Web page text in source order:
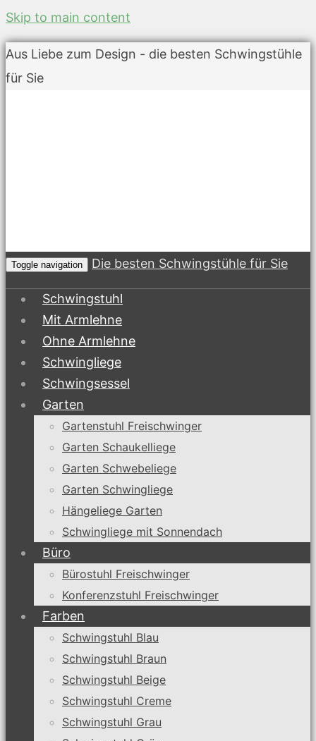
Skip to main content
Aus Liebe zum Design - die besten Schwingstühle
für Sie
Toggle navigation Die besten Schwingstühle für Sie
Schwingstuhl
Mit Armlehne
Ohne Armlehne
Schwingliege
Schwingsessel
Garten
Gartenstuhl Freischwinger
Garten Schaukelliege
Garten Schwebeliege
Garten Schwingliege
Hängeliege Garten
Schwingliege mit Sonnendach
Büro
Bürostuhl Freischwinger
Konferenzstuhl Freischwinger
Farben
Schwingstuhl Blau
Schwingstuhl Braun
Schwingstuhl Beige
Schwingstuhl Creme
Schwingstuhl Grau